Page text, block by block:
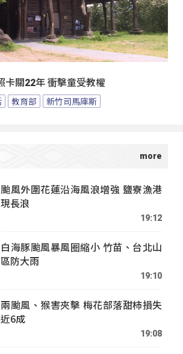
卡關22年 衝擊童受教權
教育部 新竹司馬庫斯
颱風外圍花蓮沿海風浪增強 鹽寮漁港
現長浪
19:12
白海豚颱風暴風圈縮小 竹苗、台北山
區防大雨
19:10
兩颱風、猴害夾擊 梅花部落甜柿損失
近6成
19:08